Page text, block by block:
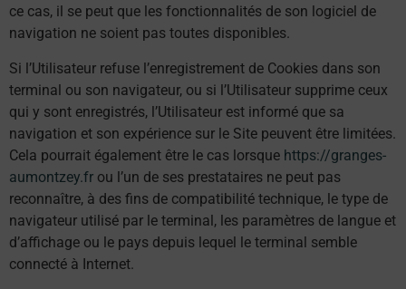
ce cas, il se peut que les fonctionnalités de son logiciel de
navigation ne soient pas toutes disponibles.
Si l’Utilisateur refuse l’enregistrement de Cookies dans son
terminal ou son navigateur, ou si l’Utilisateur supprime ceux
qui y sont enregistrés, l’Utilisateur est informé que sa
navigation et son expérience sur le Site peuvent être limitées.
Cela pourrait également être le cas lorsque https://granges-
aumontzey.fr ou l’un de ses prestataires ne peut pas
reconnaître, à des fins de compatibilité technique, le type de
navigateur utilisé par le terminal, les paramètres de langue et
d’affichage ou le pays depuis lequel le terminal semble
connecté à Internet.